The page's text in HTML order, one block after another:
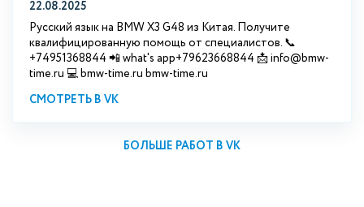
22.08.2025
Русский язык на BMW X3 G48 из Китая. Получите
квалифицированную помощь от специалистов. 📞
+74951368844 📲 what's app+79623668844 📩 info@bmw-
time.ru 💻 bmw-time.ru bmw-time.ru
СМОТРЕТЬ В VK
БОЛЬШЕ РАБОТ В VK